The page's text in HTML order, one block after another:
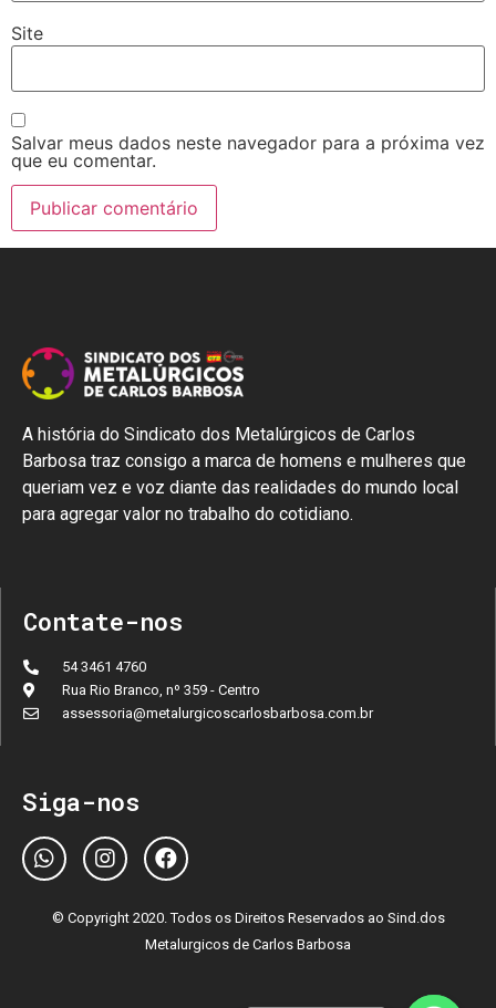
Site
Salvar meus dados neste navegador para a próxima vez
que eu comentar.
A história do Sindicato dos Metalúrgicos de Carlos
Barbosa traz consigo a marca de homens e mulheres que
queriam vez e voz diante das realidades do mundo local
para agregar valor no trabalho do cotidiano.
Contate-nos
54 3461 4760
Rua Rio Branco, nº 359 - Centro
assessoria@metalurgicoscarlosbarbosa.com.br
Siga-nos
© Copyright 2020. Todos os Direitos Reservados ao Sind.dos
Metalurgicos de Carlos Barbosa